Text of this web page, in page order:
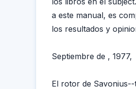
a este manual, es
los resultados y
Septiembre de , 1977,
El rotor de